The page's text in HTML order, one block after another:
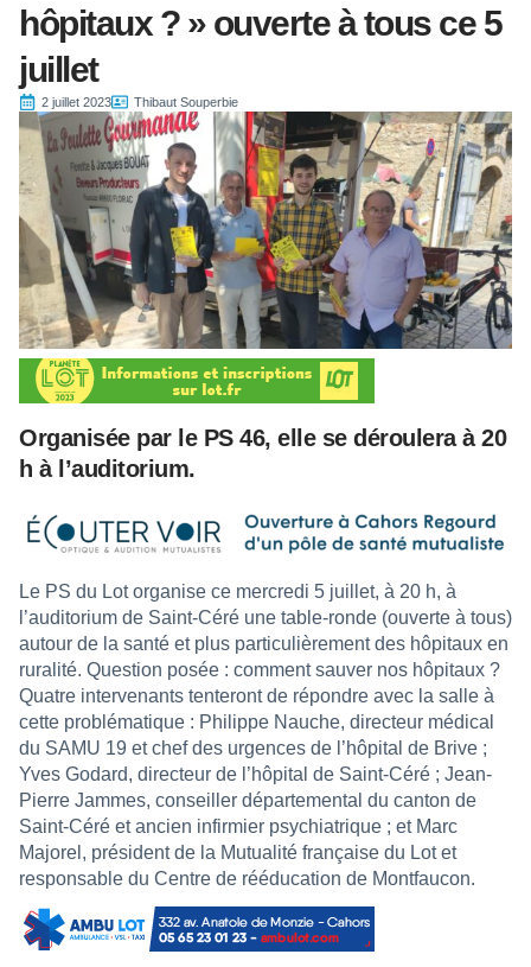
hôpitaux ? » ouverte à tous ce 5
juillet
2 juillet 2023 Thibaut Souperbie
Organisée par le PS 46, elle se déroulera à 20
h à l’auditorium.
Le PS du Lot organise ce mercredi 5 juillet, à 20 h, à
l’auditorium de Saint-Céré une table-ronde (ouverte à tous)
autour de la santé et plus particulièrement des hôpitaux en
ruralité. Question posée : comment sauver nos hôpitaux ?
Quatre intervenants tenteront de répondre avec la salle à
cette problématique : Philippe Nauche, directeur médical
du SAMU 19 et chef des urgences de l’hôpital de Brive ;
Yves Godard, directeur de l’hôpital de Saint-Céré ; Jean-
Pierre Jammes, conseiller départemental du canton de
Saint-Céré et ancien infirmier psychiatrique ; et Marc
Majorel, président de la Mutualité française du Lot et
responsable du Centre de rééducation de Montfaucon.